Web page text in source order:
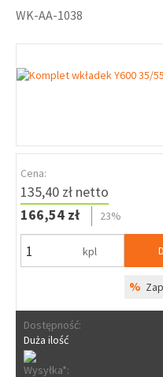
WK-AA-1038
Cena:
135,40 zł netto
166,54 zł
23%
kpl
%
Dostępność:
Duża ilość
Wysyłka*: